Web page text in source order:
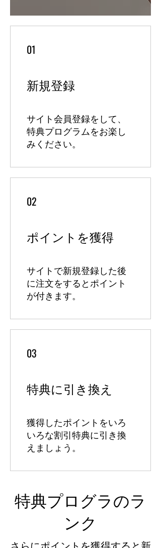
01
新規登録
サイト会員登録をして、
特典プログラムをお楽し
みください。
02
ポイントを獲得
サイトで新規登録した後
に注文をするとポイント
が付きます。
03
特典に引き換え
獲得したポイントをいろ
いろな割引特典に引き換
えましょう。
特典プログラのラ
ンク